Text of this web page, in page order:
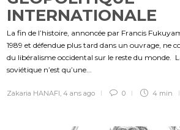
INTERNATIONALE
La fin de l’histoire, annoncée par Francis
1989 et défendue plus tard dans un ouvrage, ne
du libéralisme occidental sur le reste du monde.
soviétique n’est qu’une...
Zakaria HANAFI 4 ans ago 0 4 min